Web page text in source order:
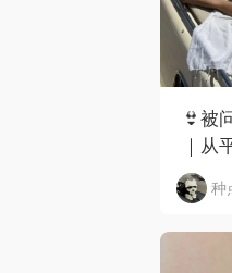
👙被
｜从
种